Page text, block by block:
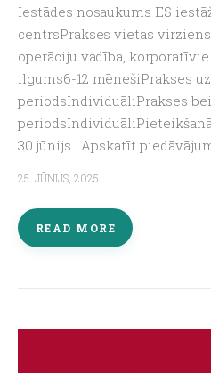
Iestādes nosaukums ES
centrsPrakses vietas
operāciju vadība,
ilgums6-12 mēnešiPrakses
periodsIndividuāliPrakses
30.jūnijs Apskatīt
25. JŪNIJS, 2025
READ MORE